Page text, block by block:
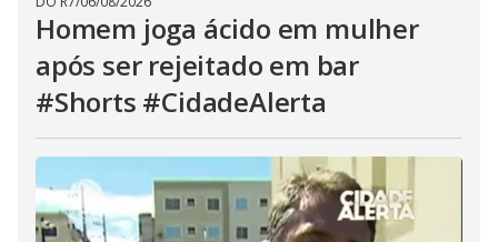
Homem joga ácido em mulher
após ser rejeitado em bar
#Shorts #CidadeAlerta